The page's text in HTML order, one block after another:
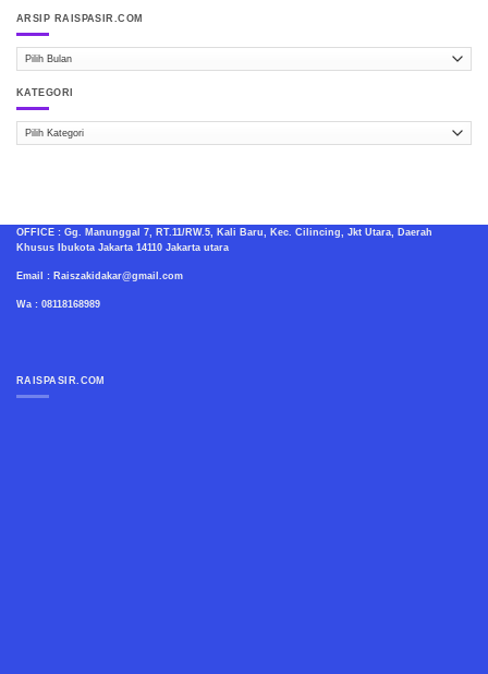
ARSIP RAISPASIR.COM
KATEGORI
OFFICE : Gg. Manunggal 7, RT.11/RW.5, Kali Baru, Kec. Cilincing, Jkt Utara, Daerah
Khusus Ibukota Jakarta 14110 Jakarta utara
Email : Raiszakidakar@gmail.com
Wa : 08118168989
RAISPASIR.COM